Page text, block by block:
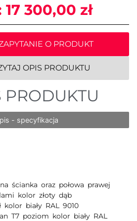
17 300,00 zł
O PRODUKT
OPIS PRODUKTU
PRODUKTU
- specyfikacja
ścianka oraz połowa prawej
kolor złoty dąb
kolor biały RAL 9010
T7 poziom kolor biały RAL